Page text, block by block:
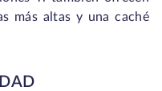
más altas y una caché